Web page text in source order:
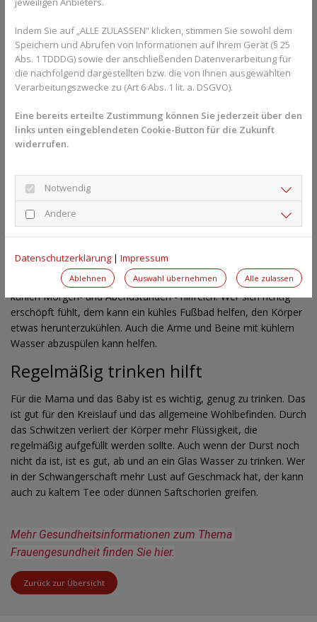
Zurück zur Übersicht
Gesundheits-Experten und -Expertinnen aus Ihrer
Region beraten Sie gerne. Hier gelangen Sie zur
Expertensuche.
Keine übermäßige Belastung und ein
kleines Mittagsschläfchen
Die werdende Mama sollte sich und dem Baby außerdem Ruhe
müde und erschöpft, durch die Hitze kann das noch verstärkt
werden. In der Schwangerschaft sollten sie sich deshalb Zeit für
ein Mittagsschläfchen nehmen, um sich auszuruhen und den
Tag gut durchzuhalten. Übermäßige Anstrengung ist nicht gut
für die Schwangere und das Baby. Allerdings hilft ein bisschen
gegen Ende der Schwangerschaft auftreten, vorzubeugen.
Deshalb sind kleine Spaziergänge - am besten auch in den
kühlen Morgen- und Abendstunden - hilfreich. Wer sich richtig
erschöpft fühlt, dem kann ein kühles Fußbad helfen, den Körper
etwas herunterzukühlen. Auch die Arme und Beine mit kühlem
Wasser abzuspülen kann helfen.
Regelmäßig trinken hilft
Für die Mama und das Baby ist es wichtig, genug zu trinken. Das
ist gut für den Kreislauf und das allgemeine Wohlbefinden. Durch
das Schwitzen verliert der Körper mehr Flüssigkeit, die
regelmäßig aufgefüllt werden sollte. Auch wenn der Durst noch
nicht da ist, ist es gut, ab und an ein Glas Wasser zu trinken. Wer
in der Schwangerschaft mehr Lust auf Geschmack hat, der kann
auch zu kaltem Tee oder dünnen Saftschorlen greifen.
Mehr Gesundheitsinformationen zum Thema
Frauengesundheit finden Sie hier.
Indem Sie auf „ALLE ZULASSEN“ klicken, stimmen Sie sowohl dem
Speichern und Abrufen von Informationen auf Ihrem Gerät (§ 25
Abs. 1 TDDDG) sowie der anschließenden Datenverarbeitung für
die nachfolgend dargestellten bzw. die von Ihnen ausgewählten
Verarbeitungszwecke zu (Art 6 Abs. 1 lit. a. DSGVO).
Eine bereits erteilte Zustimmung können Sie jederzeit über den
links unten eingeblendeten Cookie-Button für die Zukunft
widerrufen.
Notwendig
Andere
Datenschutzerklärung | Impressum
Ablehnen Auswahl übernehmen Alle zulassen